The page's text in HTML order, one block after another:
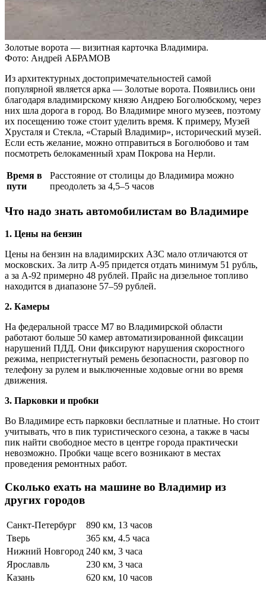
Золотые ворота — визитная карточка Владимира.
Фото: Андрей АБРАМОВ
Из архитектурных достопримечательностей самой
популярной является арка — Золотые ворота. Появились они
благодаря владимирскому князю Андрею Боголюбскому, через
них шла дорога в город. Во Владимире много музеев, поэтому
их посещению тоже стоит уделить время. К примеру, Музей
Хрусталя и Стекла, «Старый Владимир», исторический музей.
Если есть желание, можно отправиться в Боголюбово и там
посмотреть белокаменный храм Покрова на Нерли.
Время в
пути
Расстояние от столицы до Владимира можно
преодолеть за 4,5–5 часов
Что надо знать автомобилистам во Владимире
1. Цены на бензин
Цены на бензин на владимирских АЗС мало отличаются от
московских. За литр А-95 придется отдать минимум 51 рубль,
а за А-92 примерно 48 рублей. Прайс на дизельное топливо
находится в диапазоне 57–59 рублей.
2. Камеры
На федеральной трассе М7 во Владимирской области
работают больше 50 камер автоматизированной фиксации
нарушений ПДД. Они фиксируют нарушения скоростного
режима, непристегнутый ремень безопасности, разговор по
телефону за рулем и выключенные ходовые огни во время
движения.
3. Парковки и пробки
Во Владимире есть парковки бесплатные и платные. Но стоит
учитывать, что в пик туристического сезона, а также в часы
пик найти свободное место в центре города практически
невозможно. Пробки чаще всего возникают в местах
проведения ремонтных работ.
Сколько ехать на машине во Владимир из
других городов
Санкт-Петербург
890 км, 13 часов
Тверь
365 км, 4.5 часа
Нижний Новгород 240 км, 3 часа
Ярославль
230 км, 3 часа
Казань
620 км, 10 часов